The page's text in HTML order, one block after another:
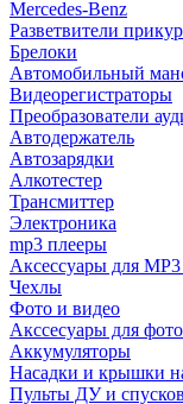
Mercedes-Benz
Разветвители
Брелоки
Автомобильный
Видеорегистраторы
Преобразователи
Автодержатель
Автозарядки
Алкотестер
Трансмиттер
Электроника
mp3 плееры
Аксессуары для MP3
Чехлы
Фото и видео
Акссесуары для
Аккумуляторы
Насадки и крышки
Пульты ДУ и